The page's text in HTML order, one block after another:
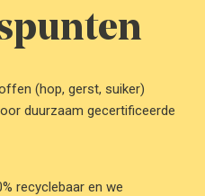
(hop, gerst, suiker)
duurzaam gecertificeerde
recyclebaar en we